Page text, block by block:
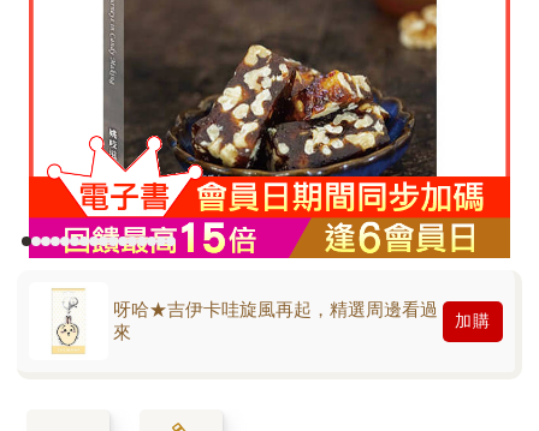
呀哈★吉伊卡哇旋風再起，精選周邊看過
來
加購